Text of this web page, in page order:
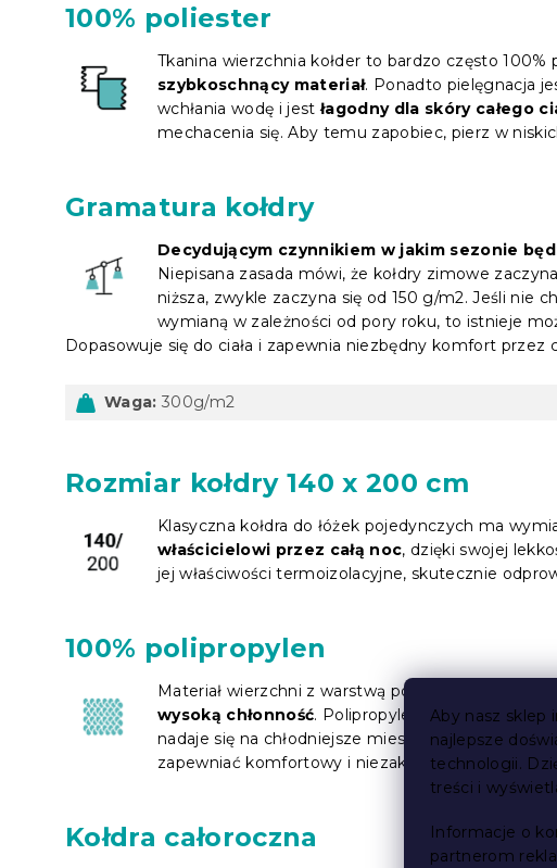
Aby nasz sklep
najlepsze
technologii.
treści i
Informacje o
partnerom
100% poliester
Tkanina wierzchnia kołder to bardzo często 100%
szybkoschnący materiał. Ponadto pielęgnacja
wchłania wodę i jest łagodny dla skóry całego
mechacenia się. Aby temu zapobiec, pierz w
Gramatura kołdry
Decydującym czynnikiem w jakim sezonie
Niepisana zasada mówi, że kołdry zimowe
niższa, zwykle zaczyna się od 150 g/m2. Jeśli nie
wymianą w zależności od pory roku, to istnieje
Dopasowuje się do ciała i zapewnia niezbędny komfort przez
Waga: 300g/m2
Rozmiar kołdry 140 x 200 cm
Klasyczna kołdra do łóżek pojedynczych ma
właścicielowi przez całą noc, dzięki swojej
jej właściwości termoizolacyjne, skutecznie
100% polipropylen
Materiał wierzchni z warstwą polipropylenu
wysoką chłonność. Polipropylen tworzy
nadaje się na chłodniejsze miesiące. Warstwa
zapewniać komfortowy i niezakłócony sen.
Kołdra całoroczna